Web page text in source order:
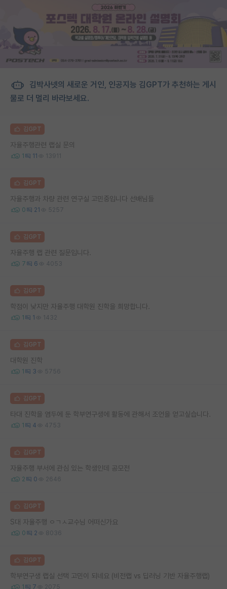
김박사넷의 새로운 거인, 인공지능 김GPT가 추천하는 게시
물로 더 멀리 바라보세요.
김GPT
자율주행관련 랩실 문의
1 11 13911
김GPT
자율주행과 차량 관련 연구실 고민중입니다 선배님들
0 21 5257
김GPT
자율주행 랩 관련 질문입니다.
7 6 4053
김GPT
학점이 낮지만 자율주행 대학원 진학을 희망합니다.
1 1 1432
김GPT
대학원 진학
1 3 5756
김GPT
타대 진학을 염두에 둔 학부연구생에 활동에 관해서 조언을 얻고싶습니다.
1 4 4753
김GPT
자율주행 부서에 관심 있는 학생인데 공모전
2 0 2646
김GPT
S대 자율주행 ㅇㄱㅅ교수님 어떠신가요
0 2 8036
김GPT
학부연구생 랩실 선택 고민이 되네요 (비전랩 vs 딥러닝 기반 자율주행랩)
1 7 2075